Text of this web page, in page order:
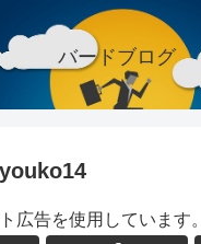
バードブログ
広告を使用しています。